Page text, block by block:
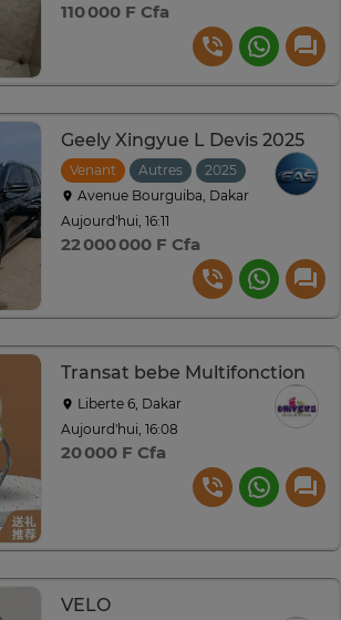
110 000 F Cfa
Geely Xingyue L Devis 2025
Venant Autres 2025
Avenue Bourguiba, Dakar
Aujourd'hui, 16:11
22 000 000 F Cfa
Transat bebe Multifonction
Liberte 6, Dakar
Aujourd'hui, 16:08
20 000 F Cfa
VELO